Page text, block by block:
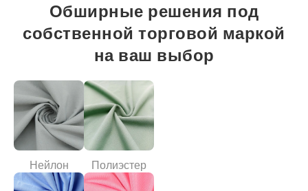
Обширные решения под
собственной торговой маркой
на ваш выбор
Нейлон Полиэстер